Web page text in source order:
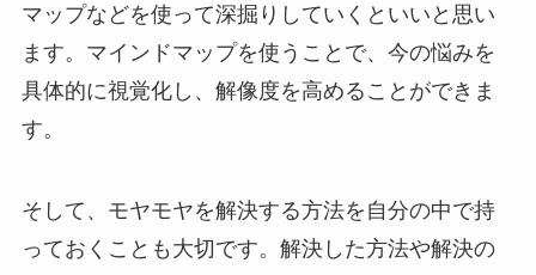
マップなどを使って深掘りしていくといいと思い
ます。マインドマップを使うことで、今の悩みを
具体的に視覚化し、解像度を高めることができま
す。
そして、モヤモヤを解決する方法を自分の中で持
っておくことも大切です。解決した方法や解決の